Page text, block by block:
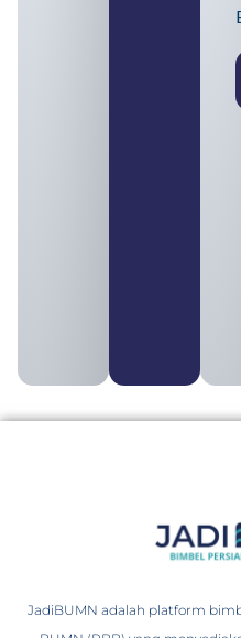
JadiBUMN adalah platform